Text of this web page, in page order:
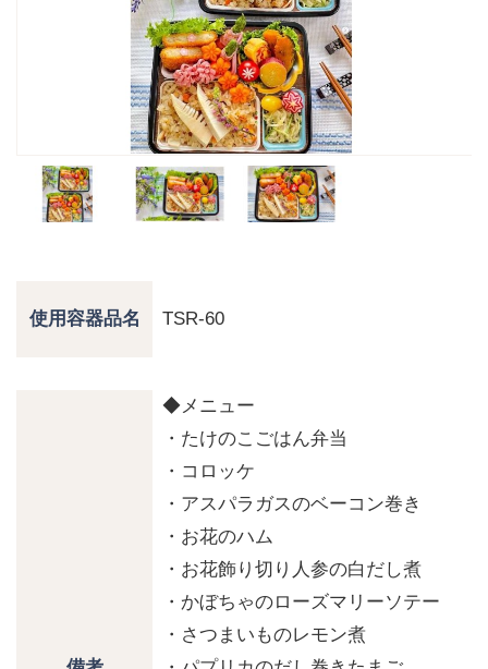
使用容器品名 TSR-60
◆メニュー
・たけのこごはん弁当
・コロッケ
・アスパラガスのベーコン巻き
・お花のハム
・お花飾り切り人参の白だし煮
・かぼちゃのローズマリーソテー
・さつまいものレモン煮